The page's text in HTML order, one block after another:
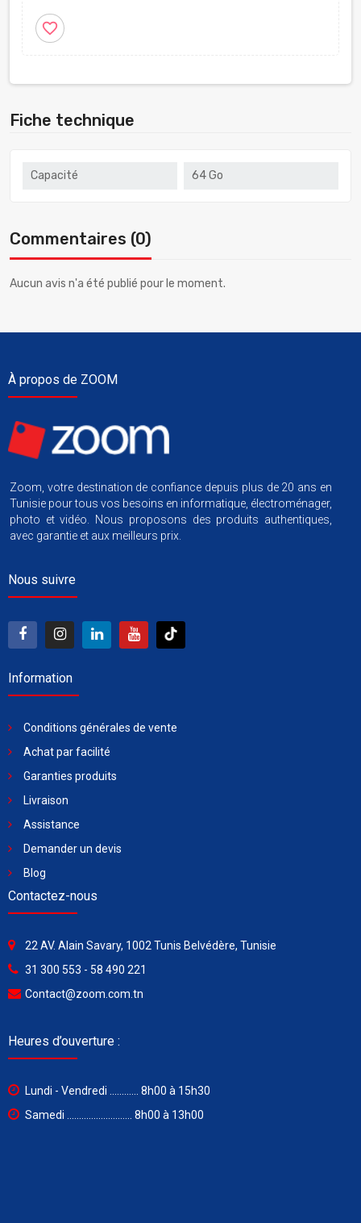
favorite_border
Fiche technique
Capacité 64 Go
Commentaires (0)
Aucun avis n'a été publié pour le moment.
À propos de ZOOM
Zoom, votre destination de confiance depuis plus de 20 ans en
Tunisie pour tous vos besoins en informatique, électroménager,
photo et vidéo. Nous proposons des produits authentiques,
avec garantie et aux meilleurs prix.
Nous suivre
Information
Conditions générales de vente
Achat par facilité
Garanties produits
Livraison
Assistance
Demander un devis
Blog
Contactez-nous
22 AV. Alain Savary, 1002 Tunis Belvédère, Tunisie
31 300 553 - 58 490 221
Contact@zoom.com.tn
Heures d’ouverture :
Lundi - Vendredi ............ 8h00 à 15h30
Samedi ........................... 8h00 à 13h00